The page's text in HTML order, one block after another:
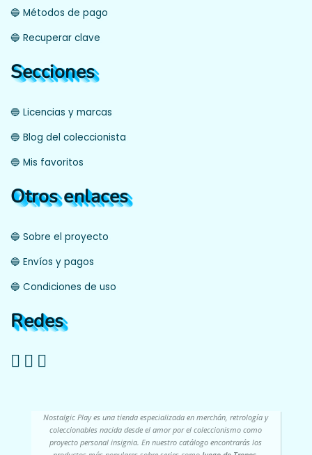
🔵 Métodos de pago
🔵 Recuperar clave
Secciones
🔵 Licencias y marcas
🔵 Blog del coleccionista
🔵 Mis favoritos
Otros enlaces
🔵 Sobre el proyecto
🔵 Envíos y pagos
🔵 Condiciones de uso
Redes
Nostalgic Play es una tienda especializada en merchán, retrología y
coleccionables nacida desde el amor por el coleccionismo como
proyecto personal insignia. En nuestro catálogo encontrarás los